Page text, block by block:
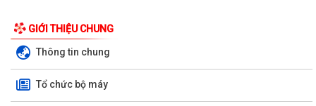
GIỚI THIỆU CHUNG
Thông tin chung
Tổ chức bộ máy